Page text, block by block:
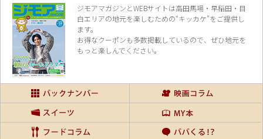
ジモアマガジンとWEBサイトは高田馬場・早稲田・目
白エリアの地元を楽しむための“キッカケ”をご提供し
ます。
お得なクーポンも多数掲載しているので、 ぜひ地元を
もっと楽しんでください。